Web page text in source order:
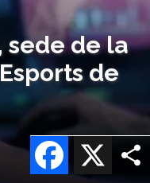
sede de la
de
X
Facebook